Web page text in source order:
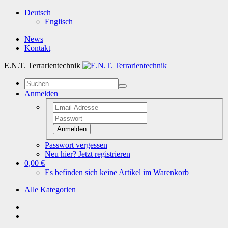
Deutsch
Englisch
News
Kontakt
E.N.T. Terrarientechnik
Anmelden
Anmelden
Passwort vergessen
Neu hier? Jetzt registrieren
0,00 €
Es befinden sich keine Artikel im Warenkorb
Alle Kategorien